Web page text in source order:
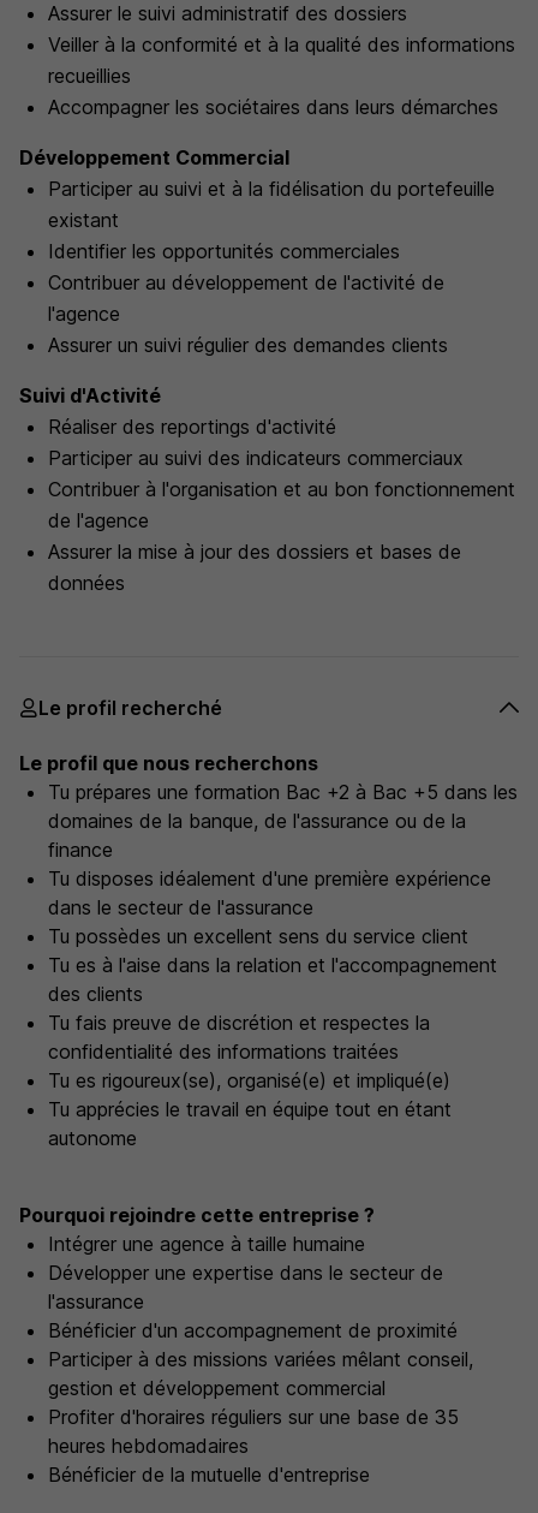
Assurer le suivi administratif des dossiers
Veiller à la conformité et à la qualité des informations
recueillies
Accompagner les sociétaires dans leurs démarches
Développement Commercial
Participer au suivi et à la fidélisation du portefeuille
existant
Identifier les opportunités commerciales
Contribuer au développement de l'activité de
l'agence
Assurer un suivi régulier des demandes clients
Suivi d'Activité
Réaliser des reportings d'activité
Participer au suivi des indicateurs commerciaux
Contribuer à l'organisation et au bon fonctionnement
de l'agence
Assurer la mise à jour des dossiers et bases de
données
Le profil recherché
Le profil que nous recherchons
Tu prépares une formation Bac +2 à Bac +5 dans les
domaines de la banque, de l'assurance ou de la
finance
Tu disposes idéalement d'une première expérience
dans le secteur de l'assurance
Tu possèdes un excellent sens du service client
Tu es à l'aise dans la relation et l'accompagnement
des clients
Tu fais preuve de discrétion et respectes la
confidentialité des informations traitées
Tu es rigoureux(se), organisé(e) et impliqué(e)
Tu apprécies le travail en équipe tout en étant
autonome
Pourquoi rejoindre cette entreprise ?
Intégrer une agence à taille humaine
Développer une expertise dans le secteur de
l'assurance
Bénéficier d'un accompagnement de proximité
Participer à des missions variées mêlant conseil,
gestion et développement commercial
Profiter d'horaires réguliers sur une base de 35
heures hebdomadaires
Bénéficier de la mutuelle d'entreprise